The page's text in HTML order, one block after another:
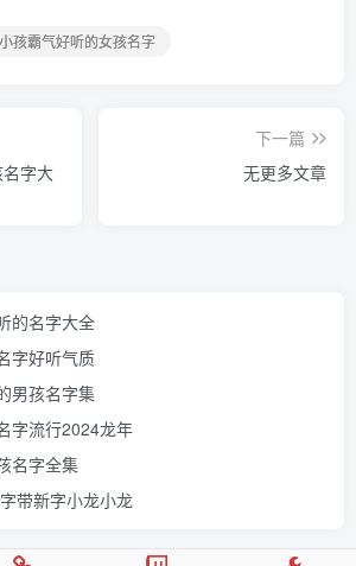
孩霸气好听的女孩名字
字大
下一篇
无更多文章
的名字大全
字好听气质
男孩名字集
字流行2024龙年
名字全集
带新字小龙小龙